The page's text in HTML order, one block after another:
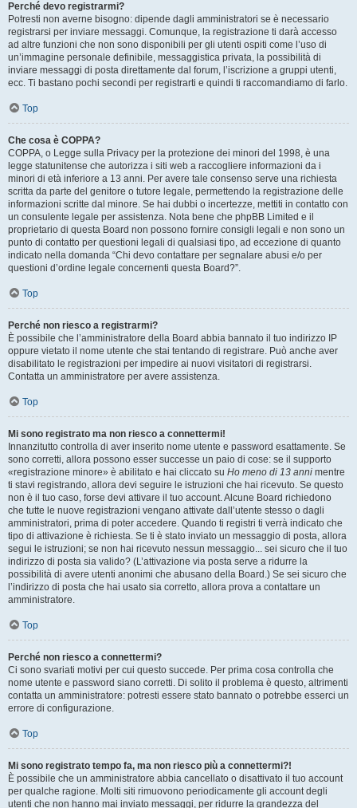
Perché devo registrarmi?
Potresti non averne bisogno: dipende dagli amministratori se è necessario
registrarsi per inviare messaggi. Comunque, la registrazione ti darà accesso
ad altre funzioni che non sono disponibili per gli utenti ospiti come l’uso di
un’immagine personale definibile, messaggistica privata, la possibilità di
inviare messaggi di posta direttamente dal forum, l’iscrizione a gruppi utenti,
ecc. Ti bastano pochi secondi per registrarti e quindi ti raccomandiamo di farlo.
Top
Che cosa è COPPA?
COPPA, o Legge sulla Privacy per la protezione dei minori del 1998, è una
legge statunitense che autorizza i siti web a raccogliere informazioni da i
minori di età inferiore a 13 anni. Per avere tale consenso serve una richiesta
scritta da parte del genitore o tutore legale, permettendo la registrazione delle
informazioni scritte dal minore. Se hai dubbi o incertezze, mettiti in contatto con
un consulente legale per assistenza. Nota bene che phpBB Limited e il
proprietario di questa Board non possono fornire consigli legali e non sono un
punto di contatto per questioni legali di qualsiasi tipo, ad eccezione di quanto
indicato nella domanda “Chi devo contattare per segnalare abusi e/o per
questioni d’ordine legale concernenti questa Board?”.
Top
Perché non riesco a registrarmi?
È possibile che l’amministratore della Board abbia bannato il tuo indirizzo IP
oppure vietato il nome utente che stai tentando di registrare. Può anche aver
disabilitato le registrazioni per impedire ai nuovi visitatori di registrarsi.
Contatta un amministratore per avere assistenza.
Top
Mi sono registrato ma non riesco a connettermi!
Innanzitutto controlla di aver inserito nome utente e password esattamente. Se
sono corretti, allora possono esser successe un paio di cose: se il supporto
«registrazione minore» è abilitato e hai cliccato su Ho meno di 13 anni mentre
ti stavi registrando, allora devi seguire le istruzioni che hai ricevuto. Se questo
non è il tuo caso, forse devi attivare il tuo account. Alcune Board richiedono
che tutte le nuove registrazioni vengano attivate dall’utente stesso o dagli
amministratori, prima di poter accedere. Quando ti registri ti verrà indicato che
tipo di attivazione è richiesta. Se ti è stato inviato un messaggio di posta, allora
segui le istruzioni; se non hai ricevuto nessun messaggio... sei sicuro che il tuo
indirizzo di posta sia valido? (L’attivazione via posta serve a ridurre la
possibilità di avere utenti anonimi che abusano della Board.) Se sei sicuro che
l’indirizzo di posta che hai usato sia corretto, allora prova a contattare un
amministratore.
Top
Perché non riesco a connettermi?
Ci sono svariati motivi per cui questo succede. Per prima cosa controlla che
nome utente e password siano corretti. Di solito il problema è questo, altrimenti
contatta un amministratore: potresti essere stato bannato o potrebbe esserci un
errore di configurazione.
Top
Mi sono registrato tempo fa, ma non riesco più a connettermi?!
È possibile che un amministratore abbia cancellato o disattivato il tuo account
per qualche ragione. Molti siti rimuovono periodicamente gli account degli
utenti che non hanno mai inviato messaggi, per ridurre la grandezza del